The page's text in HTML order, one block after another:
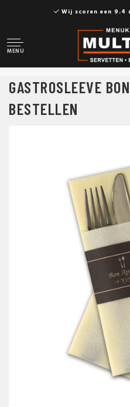
Wij scoren een 9.4
MENU
GASTROSLEEVE
BESTELLEN